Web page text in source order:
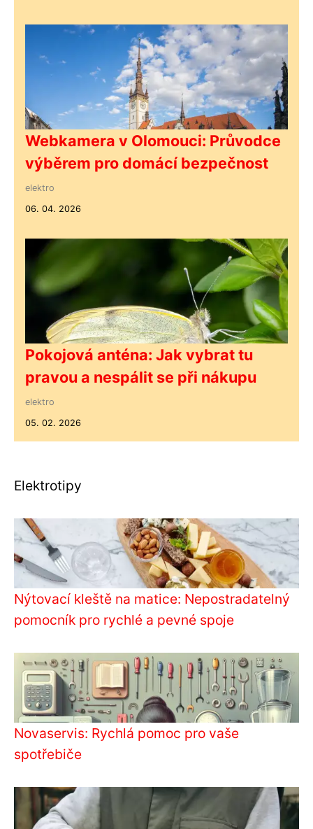
Webkamera v Olomouci: Průvodce
výběrem pro domácí bezpečnost
elektro
06. 04. 2026
Pokojová anténa: Jak vybrat tu
pravou a nespálit se při nákupu
elektro
05. 02. 2026
Elektrotipy
Nýtovací kleště na matice: Nepostradatelný
pomocník pro rychlé a pevné spoje
Novaservis: Rychlá pomoc pro vaše
spotřebiče